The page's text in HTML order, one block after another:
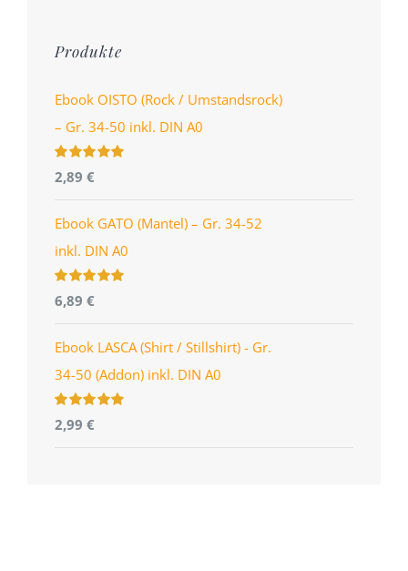
Produkte
Ebook OISTO (Rock / Umstandsrock)
– Gr. 34-50 inkl. DIN A0
Bewertet
mit4.96
5
2,89 €
Ebook GATO (Mantel) – Gr. 34-52
inkl. DIN A0
Bewertet
mit5.00
5
6,89 €
Ebook LASCA (Shirt / Stillshirt) - Gr.
34-50 (Addon) inkl. DIN A0
Bewertet
mit 5.00
5
2,99 €